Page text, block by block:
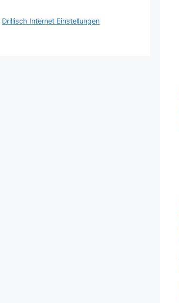
Drillisch Internet Einstellungen